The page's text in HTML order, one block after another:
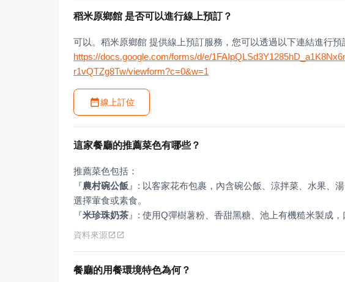
稻米原鄉館 是否可以進行線上預訂？
可以。稻米原鄉館 提供線上預訂服務，您可以透過以下連結進行預
https://docs.google.com/forms/d/e/
r1vQTZg8Tw/viewform?c=0&w=1
線上訂位
這家餐廳的推薦菜色有哪些？
『農村碗公飯 』 : 以客家花布包裹，內含碗公飯、涼拌菜、水果、
『米珍珠奶茶 』 : 使用Q彈樹薯粉、香甜黑糖、池上有機糙米製成，
資料來源
餐廳的用餐環境特色為何？